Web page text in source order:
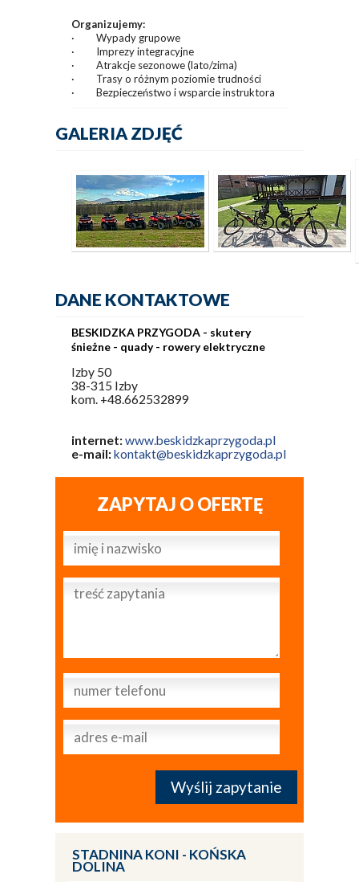
Organizujemy:
· Wypady grupowe
· Imprezy integracyjne
· Atrakcje sezonowe (lato/zima)
· Trasy o różnym poziomie trudności
· Bezpieczeństwo i wsparcie instruktora
GALERIA ZDJĘĆ
DANE KONTAKTOWE
BESKIDZKA PRZYGODA - skutery
śnieżne - quady - rowery elektryczne
Izby 50
38-315 Izby
kom. +48.662532899
internet:www.beskidzkaprzygoda.pl
e-mail:kontakt@beskidzkaprzygoda.pl
ZAPYTAJ O OFERTĘ
STADNINA KONI - KOŃSKA
DOLINA